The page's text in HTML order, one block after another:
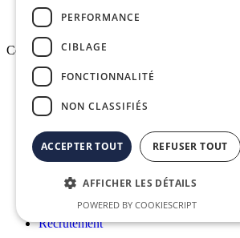
Conex
Qui sommes-nous ?
Nos engagements
Le groupe Conex
Recrutement
PERFORMANCE
CIBLAGE
FONCTIONNALITÉ
NON CLASSIFIÉS
ACCEPTER TOUT REFUSER TOUT
AFFICHER LES DÉTAILS
POWERED BY COOKIESCRIPT